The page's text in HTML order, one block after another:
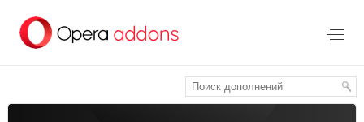
перейти